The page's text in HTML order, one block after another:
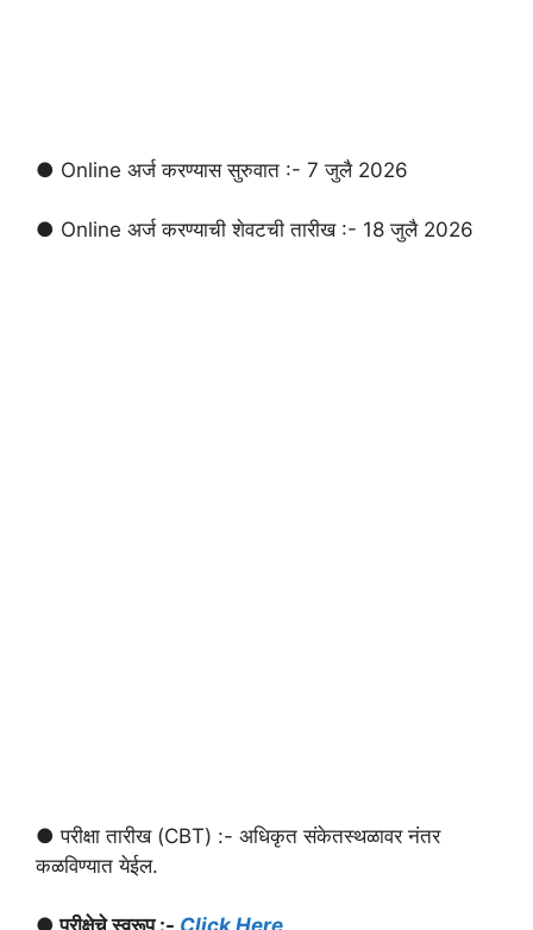
● Online अर्ज करण्यास सुरुवात :- 7 जुलै 2026
● Online अर्ज करण्याची शेवटची तारीख :- 18 जुलै 2026
● परीक्षा तारीख (CBT) :- अधिकृत संकेतस्थळावर नंतर
कळविण्यात येईल.